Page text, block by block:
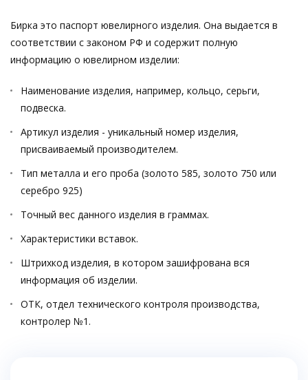
Бирка это паспорт ювелирного изделия. Она выдается в
соответствии с законом РФ и содержит полную
информацию о ювелирном изделии:
Наименование изделия, например, кольцо, серьги,
подвеска.
Артикул изделия - уникальный номер изделия,
присваиваемый производителем.
Тип металла и его проба (золото 585, золото 750 или
серебро 925)
Точный вес данного изделия в граммах.
Характеристики вставок.
Штрихкод изделия, в котором зашифрована вся
информация об изделии.
ОТК, отдел технического контроля производства,
контролер №1.